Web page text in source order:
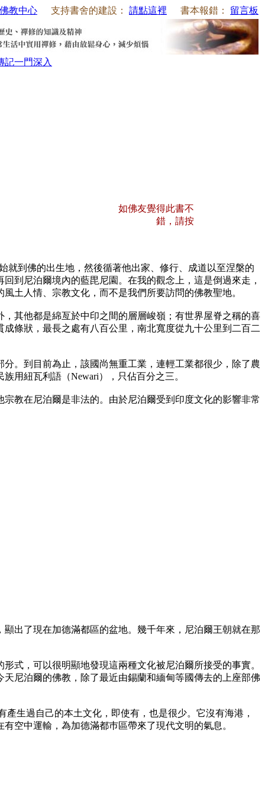
教中心 支持書舍的建設： 請點這裡 書本報錯： 留言板
記一門深入
如佛友覺得此書不
錯，請按
到佛的出生地，然後循著他出家、修行、成道以至涅槃的
到尼泊爾境內的藍毘尼園。在我的觀念上，這是倒過來走，
土人情、宗教文化，而不是我們所要訪問的佛教聖地。
其他都是綿亙於中印之間的層層峻嶺；有世界屋脊之稱的喜
條狀，最長之處有八百公里，南北寬度從九十公里到二百二
。到目前為止，該國尚無重工業，連輕工業都很少，除了農
用紐瓦利語（Newari），只佔百分之三。
在尼泊爾是非法的。由於尼泊爾受到印度文化的影響非常
出了現在加德滿都區的盆地。幾千年來，尼泊爾王朝就在那
，可以很明顯地發現這兩種文化被尼泊爾所接受的事實。
尼泊爾的佛教，除了最近由錫蘭和緬甸等國傳去的上座部佛
生過自己的本土文化，即使有，也是很少。它沒有海港，
空中運輸，為加德滿都巿區帶來了現代文明的氣息。